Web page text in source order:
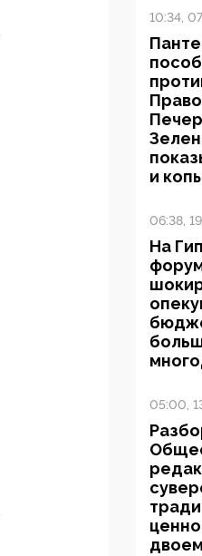
10:34,
и
06:38,
На
05:00,